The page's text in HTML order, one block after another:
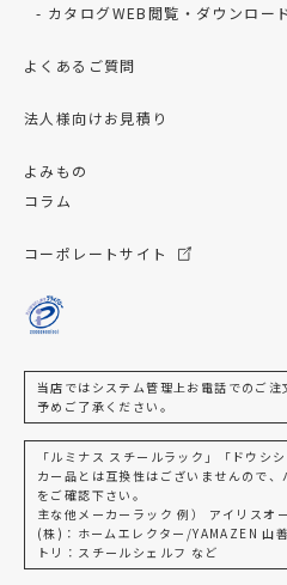
カタログWEB閲覧・ダウンロー
よくあるご質問
法人様向けお見積り
よみもの
コラム
コーポレートサイト
当店ではシステム管理上お電話でのご注
予めご了承ください。
「ルミナス スチールラック」「ドウシ
カー品とは互換性はございませんので
をご確認下さい。
主な他メーカーラック 例） アイリスオ
(株)：ホームエレクター/YAMAZEN 山
トリ：スチールシェルフ など